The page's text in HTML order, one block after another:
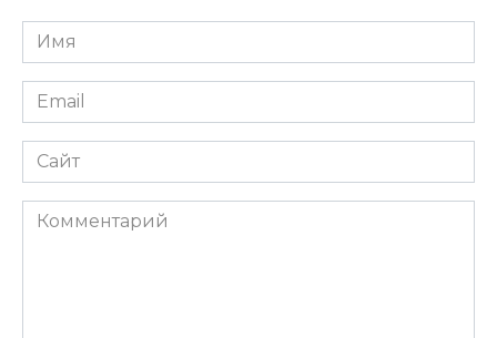
Имя
*
Email
*
Сайт
Комментарий